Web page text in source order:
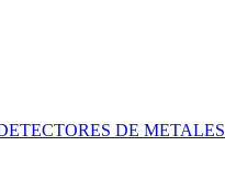
DE METALES